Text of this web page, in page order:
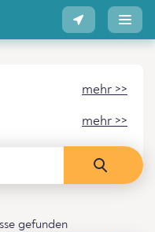
mehr >>
mehr >>
gefunden